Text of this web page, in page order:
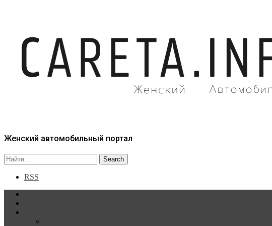
Женский автомобильный портал
RSS